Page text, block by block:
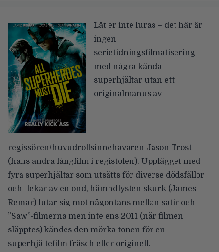
Låt er inte luras – det här är
ingen
serietidningsfilmatisering
med några kända
superhjältar utan ett
originalmanus av
regissören/huvudrollsinnehavaren Jason Trost
(hans andra långfilm i registolen). Upplägget med
fyra superhjältar som utsätts för diverse dödsfällor
och -lekar av en ond, hämndlysten skurk (James
Remar) lutar sig mot någontans mellan satir och
”Saw”-filmerna men inte ens 2011 (när filmen
släpptes) kändes den mörka tonen för en
superhjältefilm fräsch eller originell.